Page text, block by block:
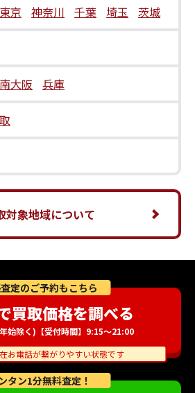
京 神奈川 千葉 埼玉 茨城
南大阪 兵庫
対象地域について
タン1分無料査定！
定のご予約もこちら
買取価格を調べる
始除く)【受付時間】9:15～21:00
お電話が繋がりやすい状態です